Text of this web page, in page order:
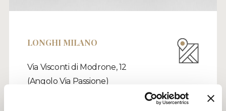
LONGHI MILANO
Via Visconti di Modrone, 12
(Angolo Via Passione)